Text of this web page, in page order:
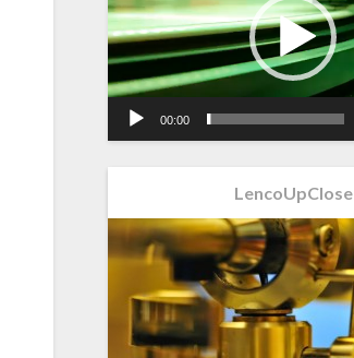
00:00
LencoUpClose